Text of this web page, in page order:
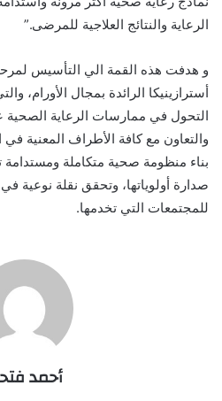
الرعاية والنتائج العلاجية للمرضى.”
و هدفت هذه القمة الي التأسيس
أسترازينيكا الرائدة بمجال الأورام،
التحول في ممارسات الرعاية الصحية
والتعاون مع كافة الأطراف المعنية
بناء منظومة صحية متكاملة
صدارة أولوياتها، وتحقق نقلة نوعية
للمجتمعات التي تخدمها.
أحمد